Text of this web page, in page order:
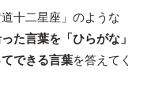
十二星座」のような
た言葉を「ひらがな」
できる言葉を答えてく